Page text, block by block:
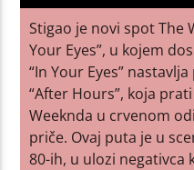
Stigao je novi spot The
Your Eyes”, u kojem
“In Your Eyes”
“After Hours”, koja
Weeknda u crvenom
priče. Ovaj puta je u
80-ih, u ulozi negativca